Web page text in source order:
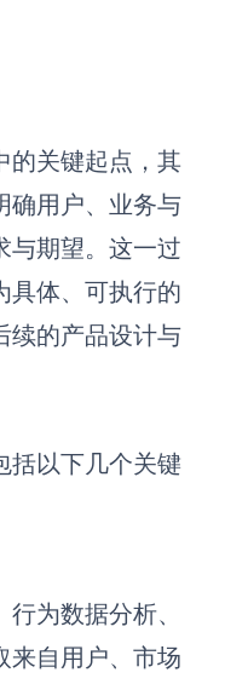
业画布
分析
衡计分卡
的关键起点，其
确用户、业务与
与期望。这一过
具体、可执行的
续的产品设计与
括以下几个关键
为数据分析、
来自用户、市场